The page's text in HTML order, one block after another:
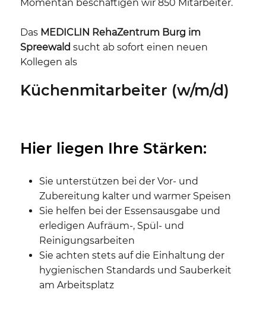
Momentan beschäftigen wir 850 Mitarbeiter.
Das MEDICLIN RehaZentrum Burg im
Spreewald sucht ab sofort einen neuen
Kollegen als
Küchenmitarbeiter (w/m/d)
Hier liegen Ihre Stärken:
Sie unterstützen bei der Vor- und
Zubereitung kalter und warmer Speisen
Sie helfen bei der Essensausgabe und
erledigen Aufräum-, Spül- und
Reinigungsarbeiten
Sie achten stets auf die Einhaltung der
hygienischen Standards und Sauberkeit
am Arbeitsplatz